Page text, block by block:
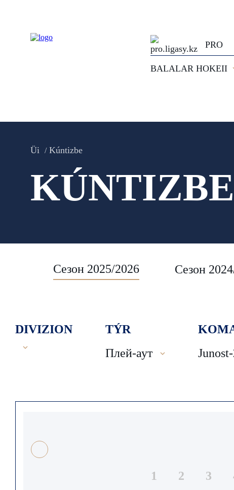
PRO
BALALAR HOKEII
Üi Kúntizbe
KÚNTIZBE
Сезон 2025/2026 Сезон
DIVIZION
TÝR
Плей-аут
1 2 3